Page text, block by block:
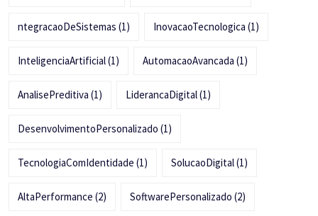
ntegracaoDeSistemas (1) InovacaoTecnologica (1)
InteligenciaArtificial(1) AutomacaoAvancada (1)
AnalisePreditiva (1) LiderancaDigital(1)
DesenvolvimentoPersonalizado (1)
TecnologiaComIdentidade (1) SolucaoDigital(1)
AltaPerformance (2) SoftwarePersonalizado (2)